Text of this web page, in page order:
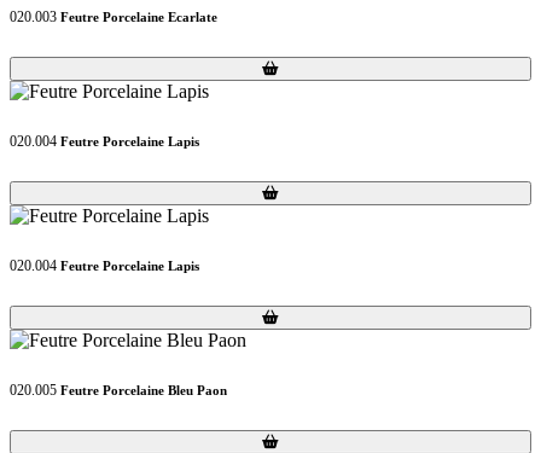
020.003 Feutre Porcelaine Ecarlate
Loading...
Loading...
020.004 Feutre Porcelaine Lapis
Loading...
Loading...
020.004 Feutre Porcelaine Lapis
Loading...
Loading...
020.005 Feutre Porcelaine Bleu Paon
Loading...
Loading...